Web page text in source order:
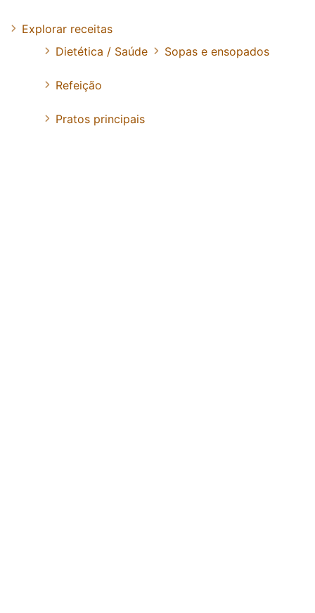
Explorar receitas
Dietética / Saúde
Sopas e ensopados
Refeição
Pratos principais